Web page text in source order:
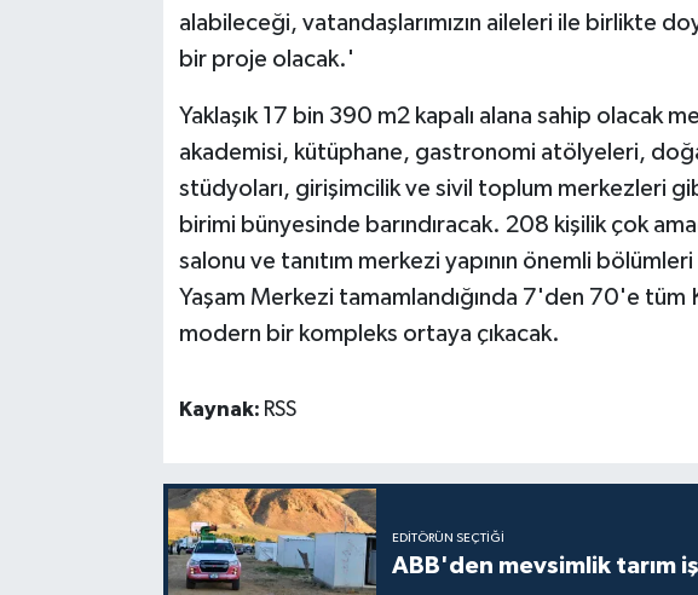
alabileceği, vatandaşlarımızın aileleri ile birlikte
bir proje olacak.'
Yaklaşık 17 bin 390 m2 kapalı alana sahip olacak
akademisi, kütüphane, gastronomi atölyeleri,
stüdyoları, girişimcilik ve sivil toplum merkezleri
birimi bünyesinde barındıracak. 208 kişilik çok
salonu ve tanıtım merkezi yapının önemli bölümleri
Yaşam Merkezi tamamlandığında 7'den 70'e
modern bir kompleks ortaya çıkacak.
Kaynak: RSS
EDITÖRÜN SEÇTIĞI
ABB'den mevsimlik tarım